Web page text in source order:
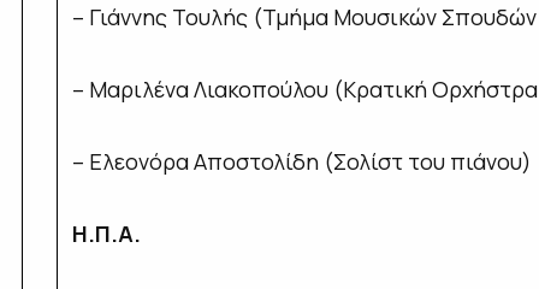
– Γιάννης Τουλής (Τμήμα Μουσικών Σπουδών
– Μαριλένα Λιακοπούλου (Κρατική
– Ελεονόρα Αποστολίδη (Σολίστ του πιάνου)
Η.Π.Α.